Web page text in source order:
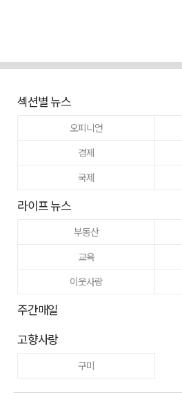
섹션별 뉴스
오피니언
경제
국제
라이프 뉴스
부동산
교육
이웃사랑
주간매일
고향사랑
구미